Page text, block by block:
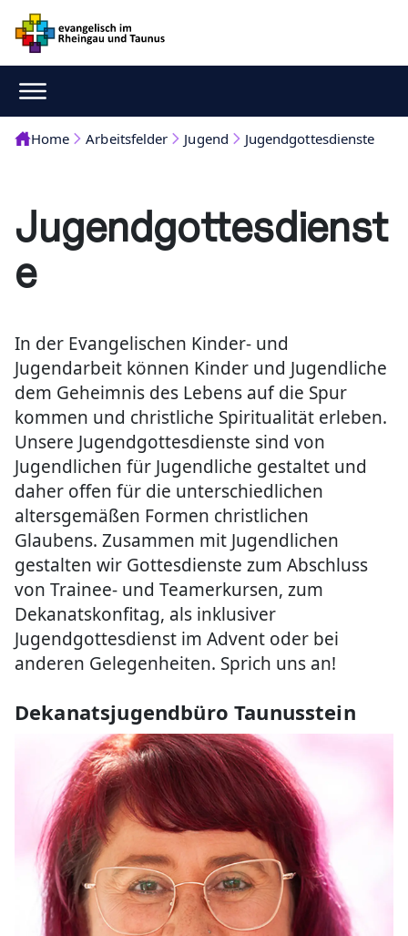
Home Arbeitsfelder Jugend Jugendgottesdienste
Jugendgottesdienst
e
In der Evangelischen Kinder- und
Jugendarbeit können Kinder und Jugendliche
dem Geheimnis des Lebens auf die Spur
kommen und christliche Spiritualität erleben.
Unsere Jugendgottesdienste sind von
Jugendlichen für Jugendliche gestaltet und
daher offen für die unterschiedlichen
altersgemäßen Formen christlichen
Glaubens. Zusammen mit Jugendlichen
gestalten wir Gottesdienste zum Abschluss
von Trainee- und Teamerkursen, zum
Dekanatskonfitag, als inklusiver
Jugendgottesdienst im Advent oder bei
anderen Gelegenheiten. Sprich uns an!
Dekanatsjugendbüro Taunusstein